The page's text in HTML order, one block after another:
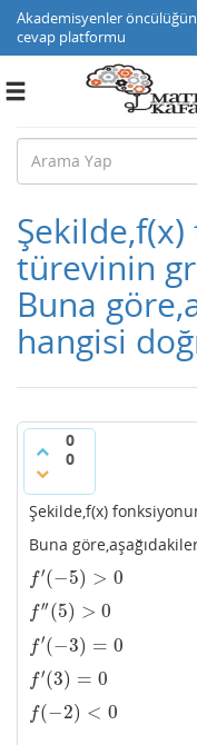
Akademisyenler
cevap platformu
Toggle
türevinin
Buna
hangisi
0
0
Şekilde,f(x)
Buna
f′(−5) > 0
f′(−5)>0
f′′ (5) > 0
f″(5)>0
f′(−3) = 0
f′(−3)=0
f′(3) = 0
f′(3)=0
f(−2) < 0
f(−2)<0